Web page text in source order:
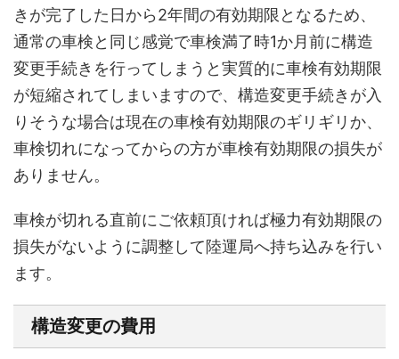
きが完了した日から2年間の有効期限となるため、
通常の車検と同じ感覚で車検満了時1か月前に構造
変更手続きを行ってしまうと実質的に車検有効期限
が短縮されてしまいますので、構造変更手続きが入
りそうな場合は現在の車検有効期限のギリギリか、
車検切れになってからの方が車検有効期限の損失が
ありません。
車検が切れる直前にご依頼頂ければ極力有効期限の
損失がないように調整して陸運局へ持ち込みを行い
ます。
構造変更の費用